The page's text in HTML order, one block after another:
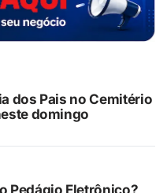
dos Pais no Cemitério
domingo
Pedágio Eletrônico?